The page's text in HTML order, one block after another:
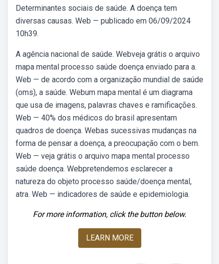
Determinantes sociais de saúde. A doença tem
diversas causas. Web — publicado em 06/09/2024
10h39.
A agência nacional de saúde. Webveja grátis o arquivo
mapa mental processo saúde doença enviado para a.
Web — de acordo com a organização mundial de saúde
(oms), a saúde. Webum mapa mental é um diagrama
que usa de imagens, palavras chaves e ramificações.
Web — 40% dos médicos do brasil apresentam
quadros de doença. Webas sucessivas mudanças na
forma de pensar a doença, a preocupação com o bem.
Web — veja grátis o arquivo mapa mental processo
saúde doença. Webpretendemos esclarecer a
natureza do objeto processo saúde/doença mental,
atra­. Web — indicadores de saúde e epidemiologia.
For more information, click the button below.
LEARN MORE